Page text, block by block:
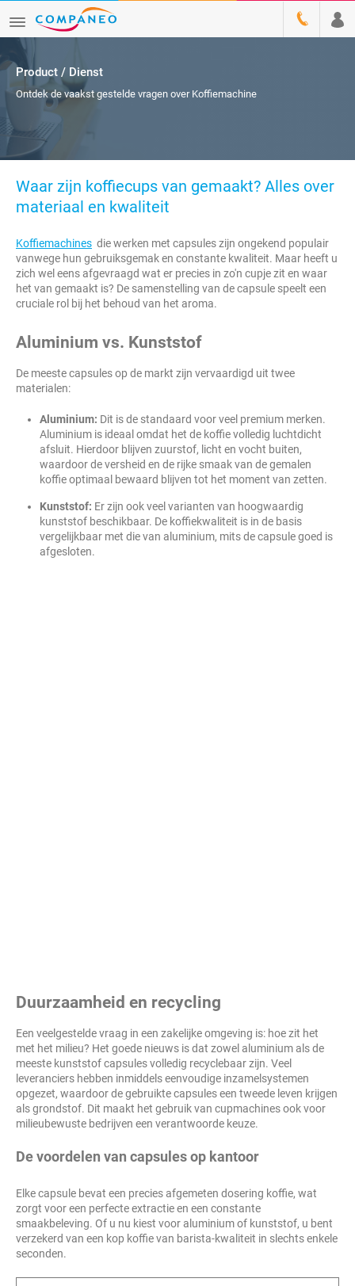
Product / Dienst
Ontdek de vaakst gestelde vragen over Koffiemachine
Waar zijn koffiecups van gemaakt? Alles over
materiaal en kwaliteit
Koffiemachines die werken met capsules zijn ongekend populair
vanwege hun gebruiksgemak en constante kwaliteit. Maar heeft u
zich wel eens afgevraagd wat er precies in zo'n cupje zit en waar
het van gemaakt is? De samenstelling van de capsule speelt een
cruciale rol bij het behoud van het aroma.
Aluminium vs. Kunststof
De meeste capsules op de markt zijn vervaardigd uit twee
materialen:
Aluminium: Dit is de standaard voor veel premium merken.
Aluminium is ideaal omdat het de koffie volledig luchtdicht
afsluit. Hierdoor blijven zuurstof, licht en vocht buiten,
waardoor de versheid en de rijke smaak van de gemalen
koffie optimaal bewaard blijven tot het moment van zetten.
Kunststof: Er zijn ook veel varianten van hoogwaardig
kunststof beschikbaar. De koffiekwaliteit is in de basis
vergelijkbaar met die van aluminium, mits de capsule goed is
afgesloten.
Duurzaamheid en recycling
Een veelgestelde vraag in een zakelijke omgeving is: hoe zit het
met het milieu? Het goede nieuws is dat zowel aluminium als de
meeste kunststof capsules volledig recyclebaar zijn. Veel
leveranciers hebben inmiddels eenvoudige inzamelsystemen
opgezet, waardoor de gebruikte capsules een tweede leven krijgen
als grondstof. Dit maakt het gebruik van cupmachines ook voor
milieubewuste bedrijven een verantwoorde keuze.
De voordelen van capsules op kantoor
Elke capsule bevat een precies afgemeten dosering koffie, wat
zorgt voor een perfecte extractie en een constante
smaakbeleving. Of u nu kiest voor aluminium of kunststof, u bent
verzekerd van een kop koffie van barista-kwaliteit in slechts enkele
seconden.